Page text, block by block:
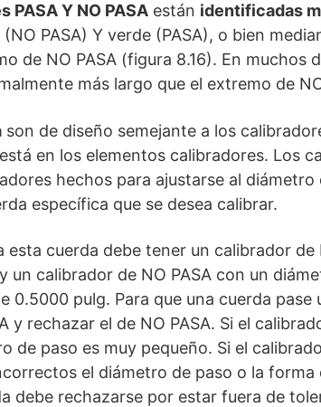
PASA Y NO PASA están identificadas
PASA) Y verde (PASA), o bien
de NO PASA (figura 8.16). En muchos
más largo que el extremo de
son de diseño semejante a los
en los elementos calibradores. Los
hechos para ajustarse al diámetro
específica que se desea calibrar.
cuerda debe tener un calibrador de
calibrador de NO PASA con un
0.5000 pulg. Para que una cuerda pase
y rechazar el de NO PASA. Si el
de paso es muy pequeño. Si el
el diámetro de paso o la forma
debe rechazarse por estar fuera de